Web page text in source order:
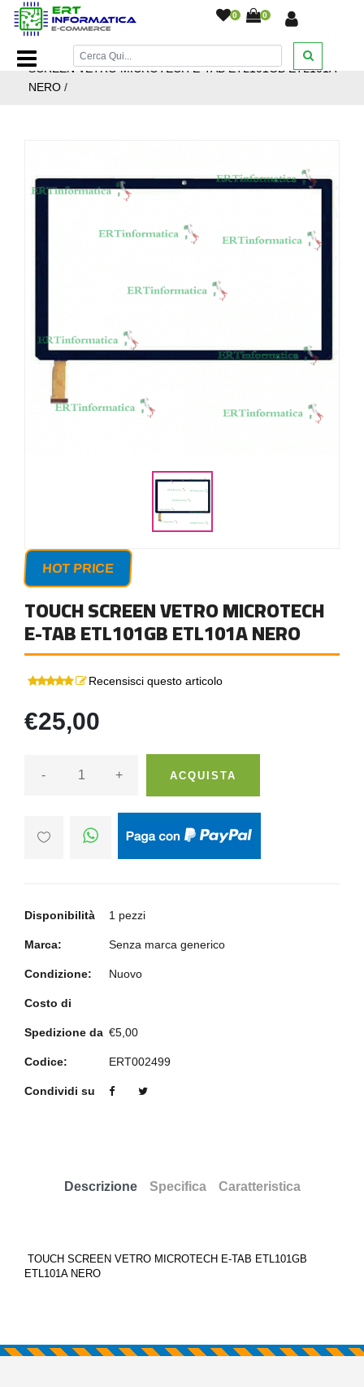
0 0
Home Page/Ricambi smartphone e tablet/Altro/
TOUCH
SCREEN VETRO MICROTECH E-TAB ETL101GB ETL101A
NERO /
HOT PRICE
TOUCH SCREEN VETRO MICROTECH
E-TAB ETL101GB ETL101A NERO
Recensisci questo articolo
€25,00
- + ACQUISTA
Disponibilità 1 pezzi
Marca: Senza marca generico
Condizione: Nuovo
Costo di
Spedizione da €5,00
Codice: ERT002499
Condividi su
Descrizione Specifica Caratteristica
TOUCH SCREEN VETRO MICROTECH E-TAB ETL101GB
ETL101A NERO